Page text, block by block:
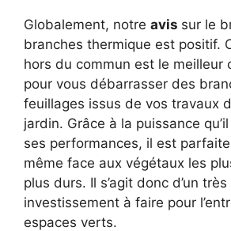
Globalement, notre avis sur le
branches thermique est positif.
hors du commun est le meilleur
pour vous débarrasser des
feuillages issus de vos travaux
jardin. Grâce à la puissance
ses performances, il est
même face aux végétaux les
plus durs. Il s’agit donc d’un
investissement à faire pour
espaces verts.